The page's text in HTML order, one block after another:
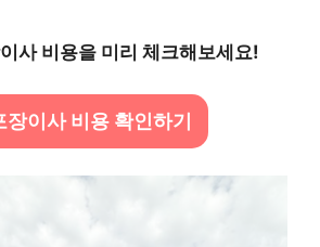
사 비용을 미리 체크해보세요!
장이사 비용 확인하기